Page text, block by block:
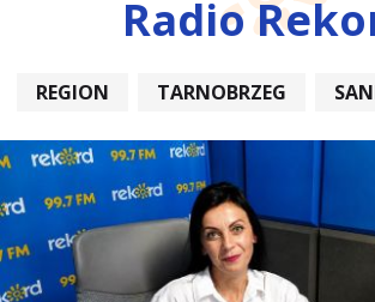
Radio
REGION TARNOBRZEG